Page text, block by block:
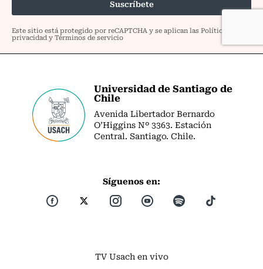
Universidad de Santiago de
Chile
Avenida Libertador Bernardo
O’Higgins Nº 3363. Estación
Central. Santiago. Chile.
Síguenos en:
TV Usach en vivo